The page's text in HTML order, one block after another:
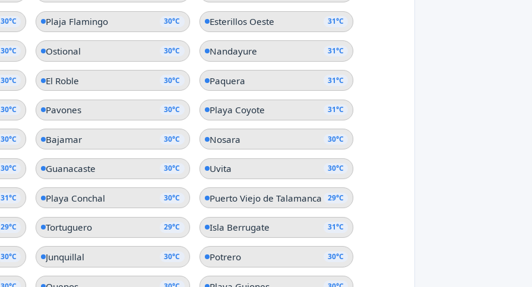
30°C Plaja Flamingo 30°C Esterillos Oeste 31°C
30°C Ostional 30°C Nandayure 31°C
30°C El Roble 30°C Paquera 31°C
30°C Pavones 30°C Playa Coyote 31°C
30°C Bajamar 30°C Nosara 30°C
30°C Guanacaste 30°C Uvita 30°C
31°C Playa Conchal 30°C Puerto Viejo de Talamanca 29°C
29°C Tortuguero 29°C Isla Berrugate 31°C
30°C Junquillal 30°C Potrero 30°C